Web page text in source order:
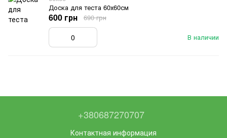
Доска для теста 60х60см
В наличии
600 грн 690 грн
+380687270707
Контактная информация